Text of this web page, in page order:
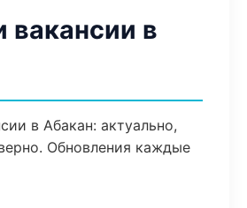
вакансии в
в Абакан: актуально,
Обновления каждые